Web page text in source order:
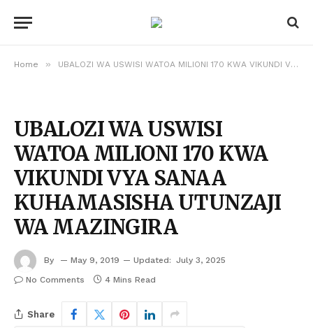
Home » UBALOZI WA USWISI WATOA MILIONI 170 KWA VIKUNDI VYA SANAA KUHAMASISHA UTUNZAJI WA MAZINGIRA
UBALOZI WA USWISI
WATOA MILIONI 170 KWA
VIKUNDI VYA SANAA
KUHAMASISHA UTUNZAJI
WA MAZINGIRA
By May 9, 2019 Updated: July 3, 2025
No Comments
4 Mins Read
Share